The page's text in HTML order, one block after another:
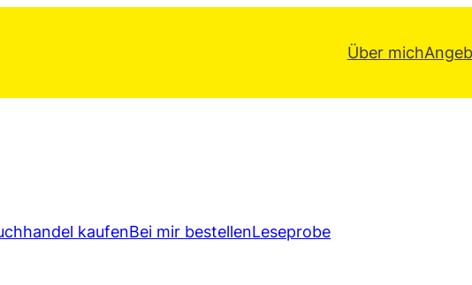
Über mich
kaufenBei mir bestellenLeseprobe